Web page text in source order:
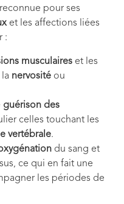
pour ses
et les affections liées
:
musculaires et les
la nervosité ou
guérison des
celles touchant les
vertébrale.
du sang et
ce qui en fait une
les périodes de